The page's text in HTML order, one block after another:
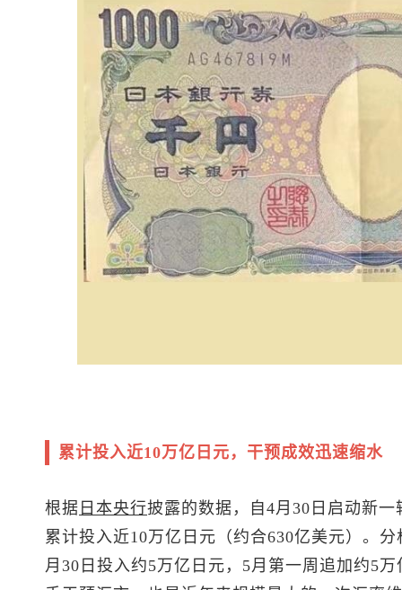
累计投入近10万亿日元，干预成效迅速缩水
根据 日本央行披露的数据，自4月30日启动新
累计投入近10万亿日元（约合630亿美元）。
月30日投入约5万亿日元，5月第一周追加约5